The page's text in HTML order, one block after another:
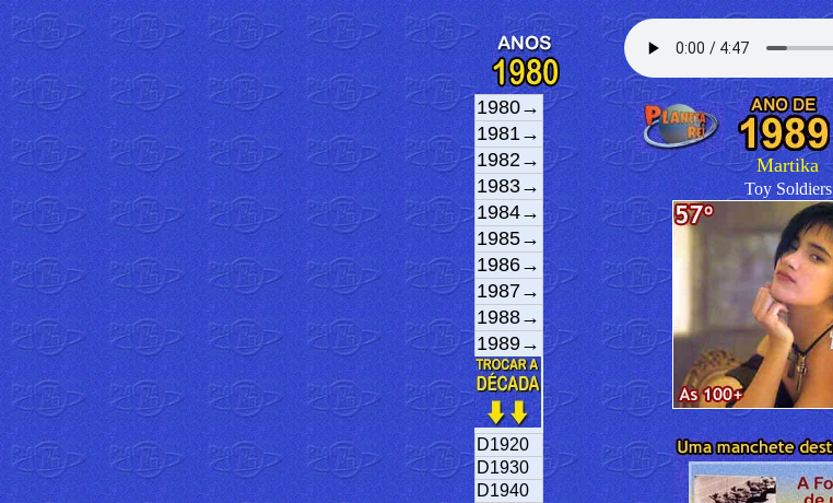
1980→
1981→
1982→
1983→
1984→
1985→
1986→
1987→
1988→
1989→
D1920
D1930
D1940
Martika
Toy Soldiers